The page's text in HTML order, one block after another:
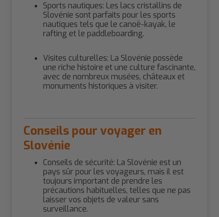
Sports nautiques: Les lacs cristallins de
Slovénie sont parfaits pour les sports
nautiques tels que le canoë-kayak, le
rafting et le paddleboarding.
Visites culturelles: La Slovénie possède
une riche histoire et une culture fascinante,
avec de nombreux musées, châteaux et
monuments historiques à visiter.
Conseils pour voyager en
Slovénie
Conseils de sécurité: La Slovénie est un
pays sûr pour les voyageurs, mais il est
toujours important de prendre les
précautions habituelles, telles que ne pas
laisser vos objets de valeur sans
surveillance.